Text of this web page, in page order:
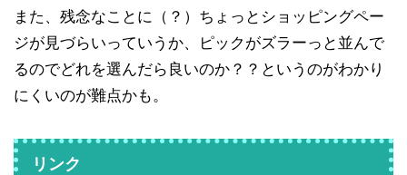
また、残念なことに（？）ちょっとショッピングペー
ジが見づらいっていうか、ピックがズラーっと並んで
るのでどれを選んだら良いのか？？というのがわかり
にくいのが難点かも。
リンク